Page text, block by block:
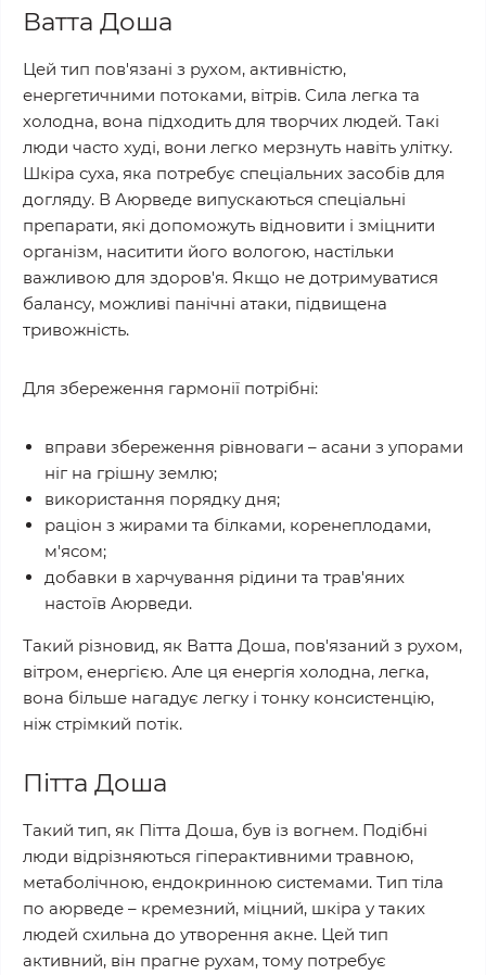
Ватта Доша
Цей тип пов'язані з рухом, активністю,
енергетичними потоками, вітрів. Сила легка та
холодна, вона підходить для творчих людей. Такі
люди часто худі, вони легко мерзнуть навіть улітку.
Шкіра суха, яка потребує спеціальних засобів для
догляду. В Аюрведе випускаються спеціальні
препарати, які допоможуть відновити і зміцнити
організм, наситити його вологою, настільки
важливою для здоров'я. Якщо не дотримуватися
балансу, можливі панічні атаки, підвищена
тривожність.
Для збереження гармонії потрібні:
вправи збереження рівноваги – асани з упорами
ніг на грішну землю;
використання порядку дня;
раціон з жирами та білками, коренеплодами,
м'ясом;
добавки в харчування рідини та трав'яних
настоїв Аюрведи.
Такий різновид, як Ватта Доша, пов'язаний з рухом,
вітром, енергією. Але ця енергія холодна, легка,
вона більше нагадує легку і тонку консистенцію,
ніж стрімкий потік.
Пітта Доша
Такий тип, як Пітта Доша, був із вогнем. Подібні
люди відрізняються гіперактивними травною,
метаболічною, ендокринною системами. Тип тіла
по аюрведе – кремезний, міцний, шкіра у таких
людей схильна до утворення акне. Цей тип
активний, він прагне рухам, тому потребує